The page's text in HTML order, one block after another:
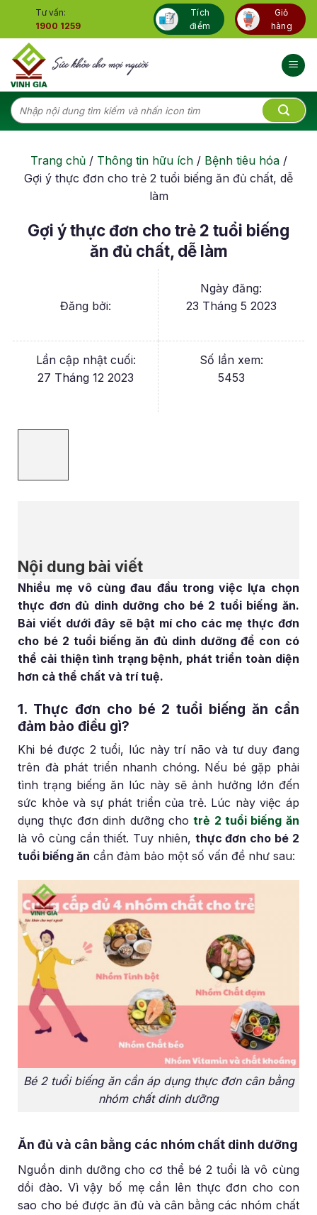
content
Tư vấn:
1900 1259
Tích
điểm
Giỏ
hàng
Tìm
kiếm:
Trang chủ/ Thông tin hữu ích/ Bệnh tiêu hóa/
Gợi ý thực đơn cho trẻ 2 tuổi biếng ăn đủ chất, dễ
làm
Gợi ý thực đơn cho trẻ 2 tuổi biếng
ăn đủ chất, dễ làm
Đăng bởi:
Ngày đăng:
23 Tháng 5 2023
Lần cập nhật cuối:
27 Tháng 12 2023
Số lần xem:
5453
Nội dung bài viết
Nhiều mẹ vô cùng đau đầu trong việc lựa chọn
thực đơn đủ dinh dưỡng cho bé 2 tuổi biếng ăn.
Bài viết dưới đây sẽ bật mí cho các mẹ thực đơn
cho bé 2 tuổi biếng ăn đủ dinh dưỡng để con có
thể cải thiện tình trạng bệnh, phát triển toàn diện
hơn cả thể chất và trí tuệ.
1. Thực đơn cho bé 2 tuổi biếng ăn cần
đảm bảo điều gì?
Khi bé được 2 tuổi, lúc này trí não và tư duy đang
trên đà phát triển nhanh chóng. Nếu bé gặp phải
tình trạng biếng ăn lúc này sẽ ảnh hưởng lớn đến
sức khỏe và sự phát triển của trẻ. Lúc này việc áp
dụng thực đơn dinh dưỡng chotrẻ 2 tuổi biếng ăn
là vô cùng cần thiết. Tuy nhiên, thực đơn cho bé 2
tuổi biếng ăn cần đảm bảo một số vấn đề như sau:
Bé 2 tuổi biếng ăn cần áp dụng thực đơn cân bằng
nhóm chất dinh dưỡng
Ăn đủ và cân bằng các nhóm chất dinh dưỡng
Nguồn dinh dưỡng cho cơ thể bé 2 tuổi là vô cùng
dồi đào. Vì vậy bố mẹ cần lên thực đơn cho con
sao cho bé được ăn đủ và cân bằng các nhóm chất